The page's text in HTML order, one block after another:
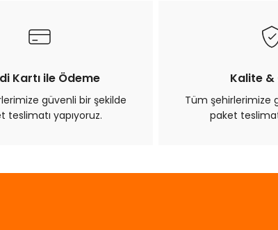
Kartı ile Ödeme
güvenli bir şekilde
teslimatı yapıyoruz.
Kalite &
Tüm şehirlerimize
paket